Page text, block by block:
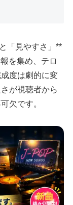
「見やすさ」**
を集め、テロ
度は劇的に変
が視聴者から
欠です。